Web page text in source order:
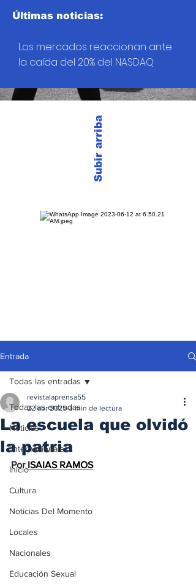
Subir arriba
Últimas noticias:
Los mercados reaccionan ante
la caída del 20% del NASDAQ
Entrada
Todas las entradas
Noticias
iInternacionales
Inicio
Cultura
Noticias Del Momento
Locales
Nacionales
Educación Sexual
Todas las entradas
La escuela que olvidó
la patria
revistalaprensa55
22 abr 2025 3 min de lectura
Por ISAIAS RAMOS